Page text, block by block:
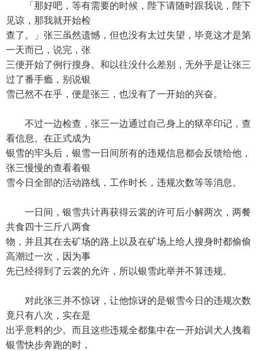
「那好吧，等有需要的时候，陛下请随时跟我说，陛下
见谅，那我就开始检
查了。」张三虽然遗憾，但也没有太过失望，毕竟这才是第
一天而已，说完，张
三便开始了例行搜身。和以往没什么差别，无外乎是让张三
过了番手瘾，别说银
雪已然不在乎，便是张三，也没有了一开始的兴奋。
不过一边检查，张三一边通过自己身上的狱卒印记，查
看信息。在正式成为
银雪的牢头后，银雪一日间所有的违规信息都会反馈给他，
张三慢慢的查看着银
雪今日全部的活动路线，工作时长，违规次数等等消息。
一日间，银雪共计再获得云裳的许可后小解两次，两餐
共食四十三斤八两食
物，并且其在去矿场的路上以及在矿场上给人搜身时都偷偷
高潮过一次，因为事
先已经得到了云裳的允许，所以银雪此举并不算违规。
对此张三并不惊讶，让他惊讶的是银雪今日的违规次数
竟只有八次，实在是
出乎意料的少。而且这些违规全都集中在一开始训犬人拽着
银雪快步奔跑的时，